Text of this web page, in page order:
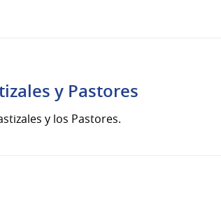
y Pastores
y los Pastores.